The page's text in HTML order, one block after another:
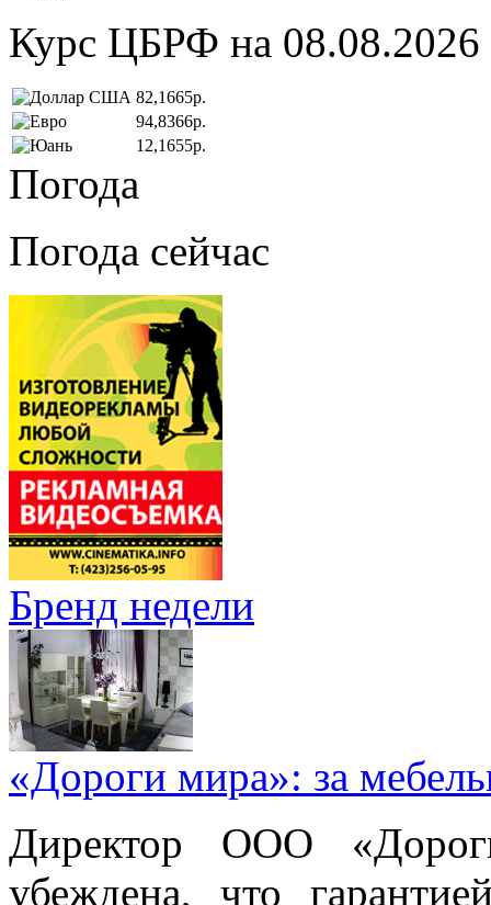
Курс ЦБРФ на 08.08.2026
82,1665р.
94,8366р.
12,1655р.
Погода
Погода сейчас
Бренд недели
«Дороги мира»: за
Директор ООО
убеждена, что